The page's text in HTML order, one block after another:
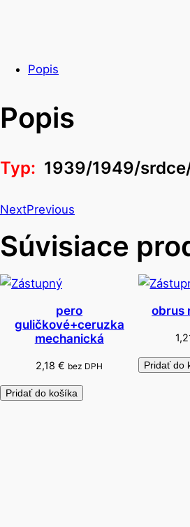
Popis
Popis
Typ: 1939/1949/
NextPrevious
Súvisiace
pero
guličkové+ceruzka
mechanická
2,18€ bez DPH
Pridať do košíka
obrus
Pridať do